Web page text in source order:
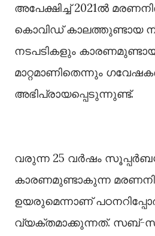
അപേക്ഷിച്ച്‌ 2021ല്‍
കൊവിഡ് കാലത്തുണ്ടായ
നടപടികളും
മാറ്റമാണിതെന്നും
അഭിപ്രായപ്പെടുന്നുണ്ട്.
വരുന്ന 25 വർഷം
കാരണമുണ്ടാകുന്ന
ഉയരുമെന്നാണ്
വ്യക്തമാക്കുന്നത്. സബ്-